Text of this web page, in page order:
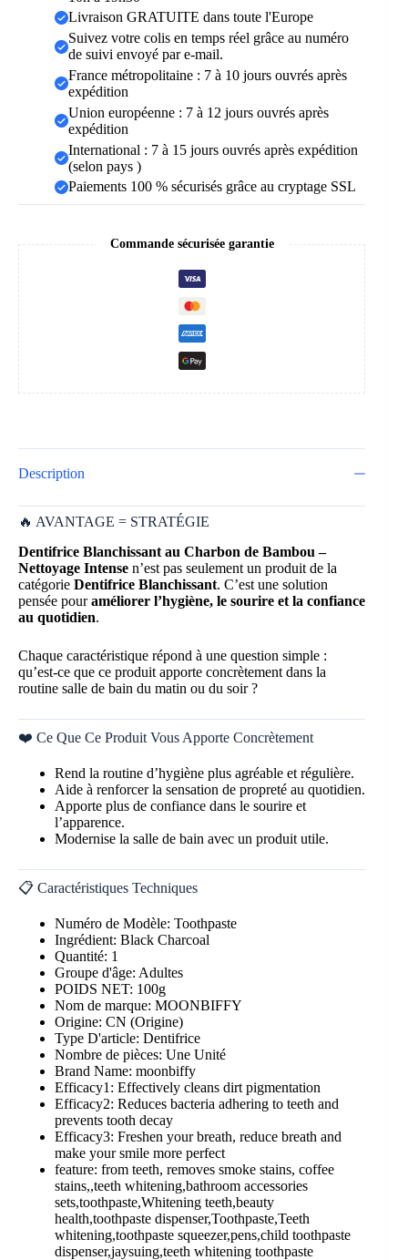
Livraison GRATUITE dans toute l'Europe
Suivez votre colis en temps réel grâce au numéro
de suivi envoyé par e-mail.
France métropolitaine : 7 à 10 jours ouvrés après
expédition
Union européenne : 7 à 12 jours ouvrés après
expédition
International : 7 à 15 jours ouvrés après expédition
(selon pays )
Paiements 100 % sécurisés grâce au cryptage SSL
Commande sécurisée garantie
Description
🔥 AVANTAGE = STRATÉGIE
Dentifrice Blanchissant au Charbon de Bambou –
Nettoyage Intense n’est pas seulement un produit de la
catégorie Dentifrice Blanchissant. C’est une solution
pensée pouraméliorer l’hygiène, le sourire et la confiance
au quotidien.
Chaque caractéristique répond à une question simple :
qu’est-ce que ce produit apporte concrètement dans la
routine salle de bain du matin ou du soir ?
❤️ Ce Que Ce Produit Vous Apporte Concrètement
Rend la routine d’hygiène plus agréable et régulière.
Aide à renforcer la sensation de propreté au quotidien.
Apporte plus de confiance dans le sourire et
l’apparence.
Modernise la salle de bain avec un produit utile.
📋 Caractéristiques Techniques
Numéro de Modèle: Toothpaste
Ingrédient: Black Charcoal
Quantité: 1
Groupe d'âge: Adultes
POIDS NET: 100g
Nom de marque: MOONBIFFY
Origine: CN (Origine)
Type D'article: Dentifrice
Nombre de pièces: Une Unité
Brand Name: moonbiffy
Efficacy1: Effectively cleans dirt pigmentation
Efficacy2: Reduces bacteria adhering to teeth and
prevents tooth decay
Efficacy3: Freshen your breath, reduce breath and
make your smile more perfect
feature: from teeth, removes smoke stains, coffee
stains,,teeth whitening,bathroom accessories
sets,toothpaste,Whitening teeth,beauty
health,toothpaste dispenser,Toothpaste,Teeth
whitening,toothpaste squeezer,pens,child toothpaste
dispenser,jaysuing,teeth whitening toothpaste